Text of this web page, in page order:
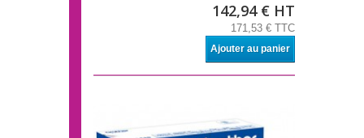
142,94 € HT
171,53 € TTC
Ajouter au panier